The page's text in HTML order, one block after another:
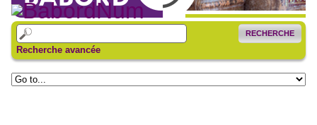
RECHERCHE
Recherche avancée